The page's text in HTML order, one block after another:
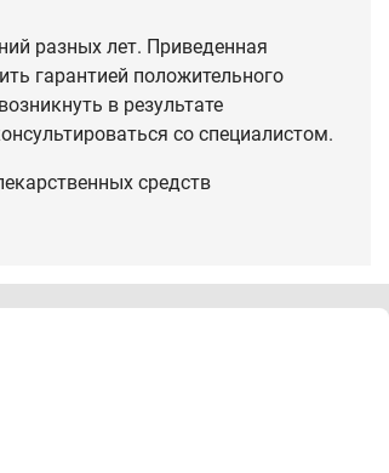
разных лет. Приведенная
гарантией положительного
в результате
со специалистом.
средств